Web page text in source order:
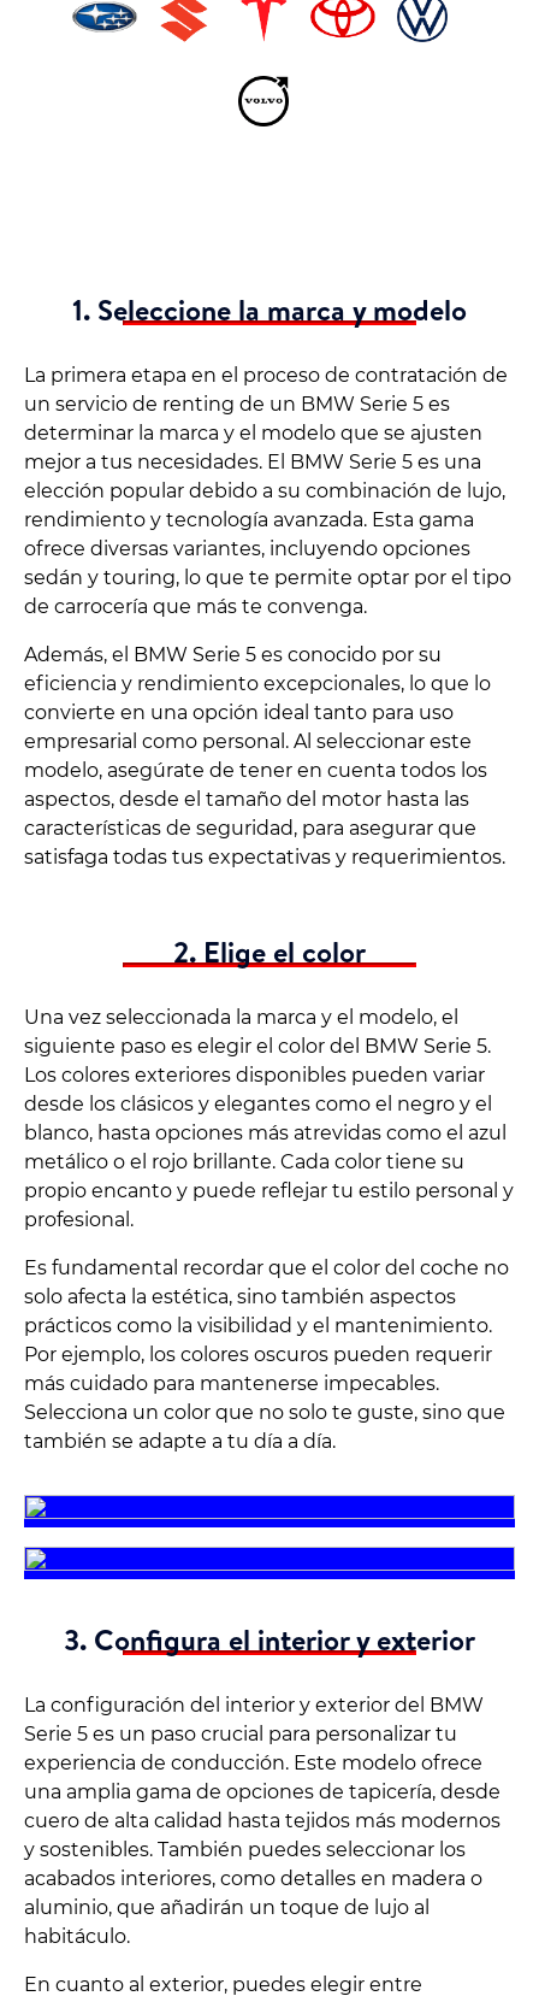
1. Seleccione la marca y modelo
La primera etapa en el proceso de contratación de
un servicio de renting de un BMW Serie 5 es
determinar la marca y el modelo que se ajusten
mejor a tus necesidades. El BMW Serie 5 es una
elección popular debido a su combinación de lujo,
rendimiento y tecnología avanzada. Esta gama
ofrece diversas variantes, incluyendo opciones
sedán y touring, lo que te permite optar por el tipo
de carrocería que más te convenga.
Además, el BMW Serie 5 es conocido por su
eficiencia y rendimiento excepcionales, lo que lo
convierte en una opción ideal tanto para uso
empresarial como personal. Al seleccionar este
modelo, asegúrate de tener en cuenta todos los
aspectos, desde el tamaño del motor hasta las
características de seguridad, para asegurar que
satisfaga todas tus expectativas y requerimientos.
2. Elige el color
Una vez seleccionada la marca y el modelo, el
siguiente paso es elegir el color del BMW Serie 5.
Los colores exteriores disponibles pueden variar
desde los clásicos y elegantes como el negro y el
blanco, hasta opciones más atrevidas como el azul
metálico o el rojo brillante. Cada color tiene su
propio encanto y puede reflejar tu estilo personal y
profesional.
Es fundamental recordar que el color del coche no
solo afecta la estética, sino también aspectos
prácticos como la visibilidad y el mantenimiento.
Por ejemplo, los colores oscuros pueden requerir
más cuidado para mantenerse impecables.
Selecciona un color que no solo te guste, sino que
también se adapte a tu día a día.
3. Configura el interior y exterior
La configuración del interior y exterior del BMW
Serie 5 es un paso crucial para personalizar tu
experiencia de conducción. Este modelo ofrece
una amplia gama de opciones de tapicería, desde
cuero de alta calidad hasta tejidos más modernos
y sostenibles. También puedes seleccionar los
acabados interiores, como detalles en madera o
aluminio, que añadirán un toque de lujo al
habitáculo.
En cuanto al exterior, puedes elegir entre